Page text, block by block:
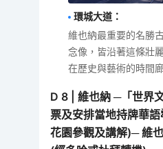
環城大道 ：
維也納最重要的名勝
念像，皆沿著這條壯
在歷史與藝術的時間
D 8 |維也納 ─「世界
票及安排當地持牌華
花園參觀及講解)─ 維